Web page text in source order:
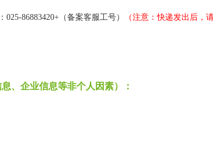
025-86883420+ （备案客服工号） （注意：快递发出后，
、企业信息等非个人因素）：